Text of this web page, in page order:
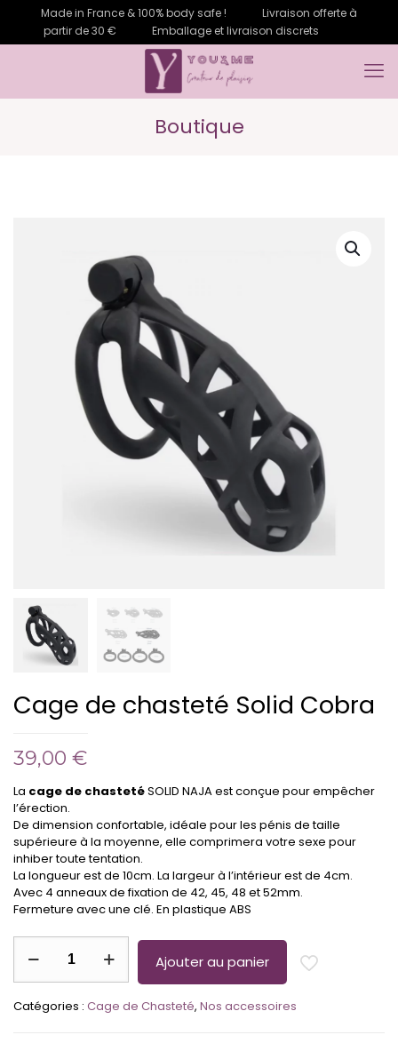
Made in France & 100% body safe !
Livraison offerte à
partir de 30 €
Emballage et livraison discrets
Boutique
Cage de chasteté Solid Cobra
39,00 €
La cage de chastetéSOLID NAJA est conçue pour empêcher
l’érection.
De dimension confortable, idéale pour les pénis de taille
supérieure à la moyenne, elle comprimera votre sexe pour
inhiber toute tentation.
La longueur est de 10cm. La largeur à l’intérieur est de 4cm.
Avec 4 anneaux de fixation de 42, 45, 48 et 52mm.
Fermeture avec une clé. En plastique ABS
Cage
chasteté
Ajouter au panier
Catégories : Cage de Chasteté, Nos accessoires